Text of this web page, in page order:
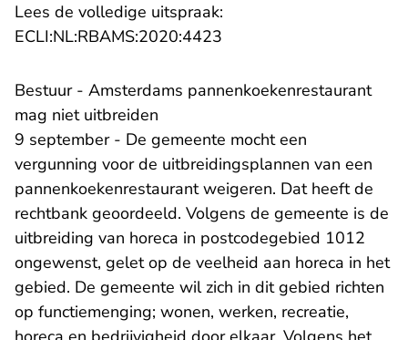
Lees de volledige uitspraak:
ECLI:NL:RBAMS:2020:4423
​Bestuur - Amsterdams pannenkoekenrestaurant
mag niet uitbreiden
9 september - De gemeente mocht een
vergunning voor de uitbreidingsplannen van een
pannenkoekenrestaurant weigeren. Dat heeft de
rechtbank geoordeeld. Volgens de gemeente is de
uitbreiding van horeca in postcodegebied 1012
ongewenst, gelet op de veelheid aan horeca in het
gebied. De gemeente wil zich in dit gebied richten
op functiemenging; wonen, werken, recreatie,